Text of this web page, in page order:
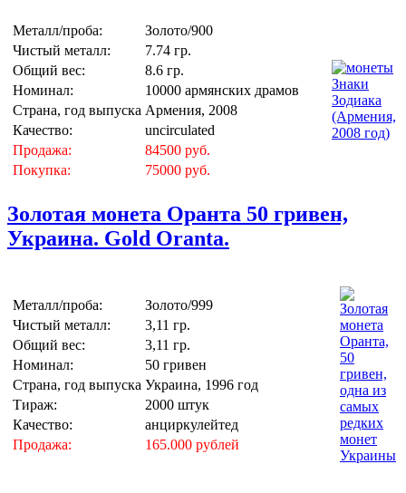
Металл/проба:
Золото/900
Чистый металл:
7.74 гр.
Общий вес:
8.6 гр.
Номинал:
10000 армянских драмов
Страна, год выпуска Армения, 2008
Качество:
uncirculated
Продажа:
84500 руб.
Покупка:
75000 руб.
Золотая монета Оранта 50 гривен,
Украина. Gold Oranta.
Металл/проба:
Золото/999
Чистый металл:
3,11 гр.
Общий вес:
3,11 гр.
Номинал:
50 гривен
Страна, год выпуска Украина, 1996 год
Тираж:
2000 штук
Качество:
анциркулейтед
Продажа:
165.000 рублей